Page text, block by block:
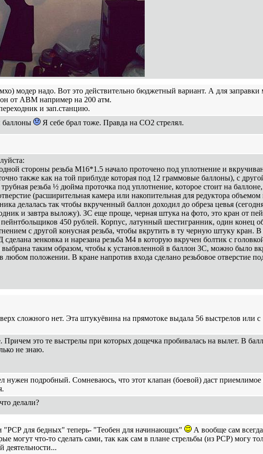
модер надо. Вот это действительно бюджетный вариант. А для
от АВМ например на 200 атм.
и зап.станцию.
баллоны Я себе брал тоже. Правда на СО2 стрелял.
стороны резьба М16*1.5 начало проточено под уплотнение и
также как на той приблуде которая под 12 граммовые баллоны), с
резьба ½ дюйма проточка под уплотнение, которое стоит на баллоне,
(расширительная камера или накопительная для редуктора
делалась так чтобы вкрученный баллон доходил до обреза цевья
и завтра выложу). ЗС еще проще, черная штука на фото, это кран от
450 рублей. Корпус, латунный шестигранник, один конец
с другой конусная резьба, чтобы вкрутить в ту черную штуку кран. В
зенковка и нарезана резьба М4 в которую вкручен болтик с
выбрана таким образом, чтобы к установленной в баллон ЗС, можно было
любом положении. В кране напротив входа сделано резьбовое отверстие
сложного нет. Эта штукуёвина на прямотоке выдала 56 выстрелов или с
Причем это те выстрелы при которых дощечка пробивалась на вылет. В
не знаю.
нужен подробный. Сомневаюсь, что этот клапан (боевой) даст
делали?
для бедных" теперь- "Теобен для начинающих"
А вообще сам
могут что-то сделать сами, так как сам в плане стрельбы (из РСР) могу